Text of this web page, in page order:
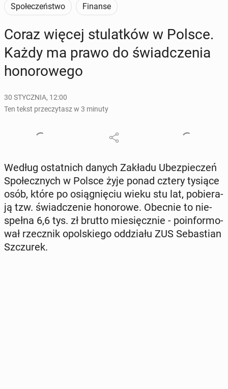
Społeczeństwo Finanse
Coraz więcej stu­lat­ków w Polsce.
Każdy ma prawo do świad­cze­nia
ho­no­ro­we­go
30 STYCZNIA, 12:00
Ten tekst przeczytasz w 3 minuty
Według ostat­nich danych Zakładu Ubez­pie­czeń
Spo­łecz­nych w Polsce żyje ponad cztery tysiące
osób, które po osią­gnię­ciu wieku stu lat, po­bie­ra­
ją tzw. świad­cze­nie ho­no­ro­we. Obecnie to nie­
speł­na 6,6 tys. zł brutto mie­sięcz­nie - po­in­for­mo­
wał rzecz­nik opol­skie­go od­dzia­łu ZUS Se­ba­stian
Szczu­rek.